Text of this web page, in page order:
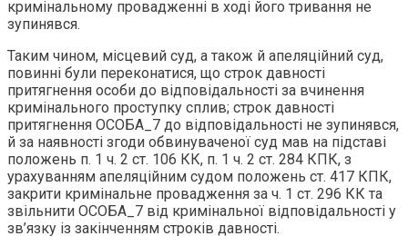
кримінальному провадженні в ході його тривання не
зупинявся.
Таким чином, місцевий суд, а також й апеляційний суд,
повинні були переконатися, що строк давності
притягнення особи до відповідальності за вчинення
кримінального проступку сплив; строк давності
притягнення ОСОБА_7 до відповідальності не зупинявся,
й за наявності згоди обвинуваченої суд мав на підставі
положень п. 1 ч. 2 ст. 106 КК, п. 1 ч. 2 ст. 284 КПК, з
урахуванням апеляційним судом положень ст. 417 КПК,
закрити кримінальне провадження за ч. 1 ст. 296 КК та
звільнити ОСОБА_7 від кримінальної відповідальності у
зв’язку із закінченням строків давності.